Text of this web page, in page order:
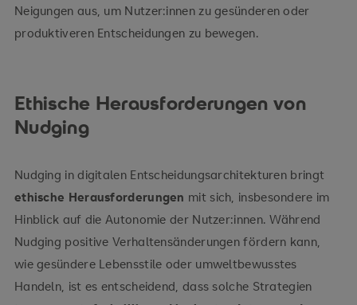
Neigungen aus, um Nutzer:innen zu gesünderen oder
produktiveren Entscheidungen zu bewegen.
Ethische Herausforderungen von
Nudging
Nudging in digitalen Entscheidungsarchitekturen bringt
ethische Herausforderungen mit sich, insbesondere im
Hinblick auf die Autonomie der Nutzer:innen. Während
Nudging positive Verhaltensänderungen fördern kann,
wie gesündere Lebensstile oder umweltbewusstes
Handeln, ist es entscheidend, dass solche Strategien